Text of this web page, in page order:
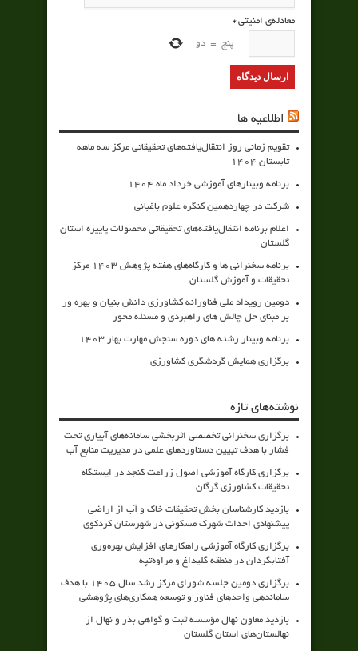
معادله‌ی امنیتی*
− پنج = دو
اطلاعیه ها
تقویم زمانی روز انتقال‌یافته‌های تحقیقاتی مرکز سه ماهه
تابستان 1404
برنامه وبینارهای آموزشی خرداد ماه 1404
شرکت در چهاردهمین کنگره علوم باغبانی
اعلام برنامه انتقال‌یافته‌های تحقیقاتی محصولات پاییزه استان
گلستان
برنامه سخنرانی ها و کارگاه‌های هفته پژوهش 1403 مرکز
تحقیقات و آموزش گلستان
دومین رویداد ملی فناورانه کشاورزی دانش بنیان و بهره ور
بر مبنای حل چالش های راهبردی و مسئله محور
برنامه وبینار رشته های دوره سنجش مهارت بهار 1403
برگزاری همایش گردشگری کشاورزی
نوشته‌های تازه
برگزاری سخنرانی تخصصی اثربخشی سامانه‌های آبیاری تحت
فشار با هدف تبیین دستاوردهای علمی در مدیریت منابع آب
برگزاری کارگاه آموزشی اصول زراعت کنجد در ایستگاه
تحقیقات کشاورزی گرگان
بازدید کارشناسان بخش تحقیقات خاک و آب از اراضی
پیشنهادی احداث شهرک مسکونی در شهرستان کردکوی
برگزاری کارگاه آموزشی راهکارهای افزایش بهره‌وری
آفتابگردان در منطقه گلیداغ و مراوه‌تپه
برگزاری دومین جلسه شورای مرکز رشد سال ۱۴۰۵ با هدف
ساماندهی واحدهای فناور و توسعه همکاری‌های پژوهشی
بازدید معاون نهال مؤسسه ثبت و گواهی بذر و نهال از
نهالستان‌های استان گلستان